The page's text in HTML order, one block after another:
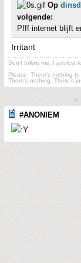
Op
volgende:
Pfff internet blijft
Irritant
Don't follow me. I am lost
Please. There's nothing to
There's nothing. There's
#ANONIEM